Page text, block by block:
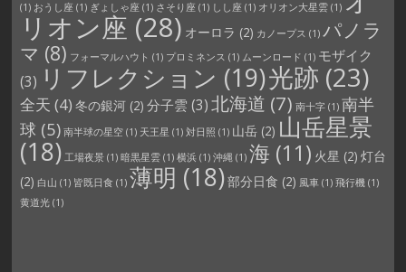
(1) おうし座 (1) ぎょしゃ座 (1) さそり座 (1) しし座 (1) オリオン大星雲(1)
リオン座 (28) オーロラ (2) カノープス (1) パノラ
マ (8) フォーマルハウト (1) プロミネンス (1) ムーンロード (1) モザイク
(3) リフレクション (19)光跡 (23)
全天 (4) 冬の銀河(2) 分子雲 (3)北海道 (7) 南十字(1) 南半
球 (5) 南半球の星空(1) 天王星 (1) 対日照 (1) 山岳(2) 山岳星景
(18) 工場夜景(1) 暗黒星雲(1) 横浜(1) 沖縄(1) 海 (11) 火星 (2) 灯台
(2) 白山 (1) 皆既日食 (1) 薄明 (18)部分日食 (2) 風車(1) 飛行機(1)
黄道光(1)